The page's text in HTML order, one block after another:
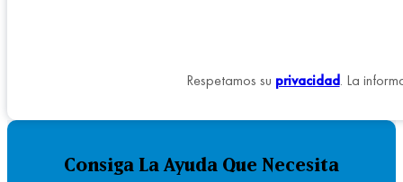
Respetamos su privacidad. La
Consiga La Ayuda Que Necesita